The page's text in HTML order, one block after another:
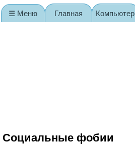
Социальные фобии
☰ Меню Главная Компьютер